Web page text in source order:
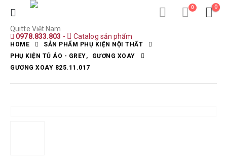
0 0
Quitte Việt Nam
0978.833.803 - Catalog sản phẩm
HOME
SẢN PHẨM PHỤ KIỆN NỘI THẤT
PHỤ KIỆN TỦ ÁO - GREY,
GƯƠNG XOAY
GƯƠNG XOAY 825.11.017